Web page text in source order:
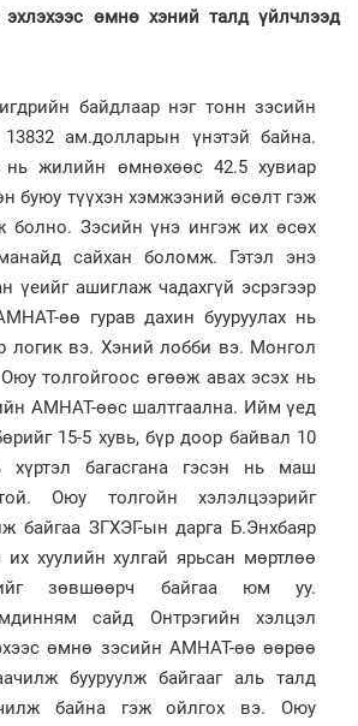
эхлэхээс өмнө хэний талд үйлчлээд
байдлаар нэг тонн зэсийн
ам.долларын үнэтэй байна.
нь жилийн өмнөхөөс 42.5 хувиар
буюу түүхэн хэмжээний өсөлт гэж
болно. Зэсийн үнэ ингэж их өсөх
сайхан боломж. Гэтэл энэ
үеийг ашиглаж чадахгүй эсрэгээр
өө гурав дахин бууруулах нь
логик вэ. Хэний лобби вэ. Монгол
толгойгоос өгөөж авах эсэх нь
АМНАТ-өөс шалтгаална. Ийм үед
15-5 хувь, бүр доор байвал 10
хүртэл багасгана гэсэн нь маш
Оюу толгойн хэлэлцээрийг
байгаа ЗГХЭГ-ын дарга Б.Энхбаяр
хуулийн хулгай ярьсан мөртлөө
зөвшөөрч байгаа юм уу.
сайд Онтрэгийн хэлцэл
өмнө зэсийн АМНАТ-өө өөрөө
бууруулж байгааг аль талд
байна гэж ойлгох вэ. Оюу